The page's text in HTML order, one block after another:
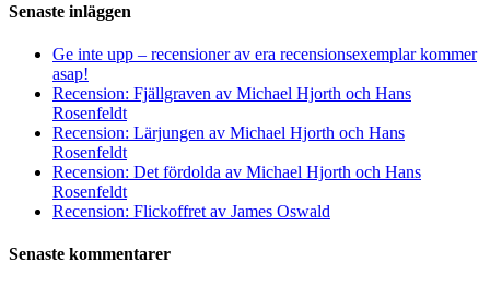
Senaste inläggen
Ge inte upp – recensioner av era recensionsexemplar kommer
asap!
Recension: Fjällgraven av Michael Hjorth och Hans
Rosenfeldt
Recension: Lärjungen av Michael Hjorth och Hans
Rosenfeldt
Recension: Det fördolda av Michael Hjorth och Hans
Rosenfeldt
Recension: Flickoffret av James Oswald
Senaste kommentarer